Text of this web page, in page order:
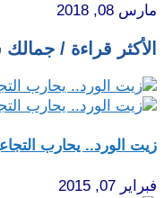
مارس 08, 2018
الأكثر قراءة /
زيت الورد.. يحارب
فبراير 07, 2015